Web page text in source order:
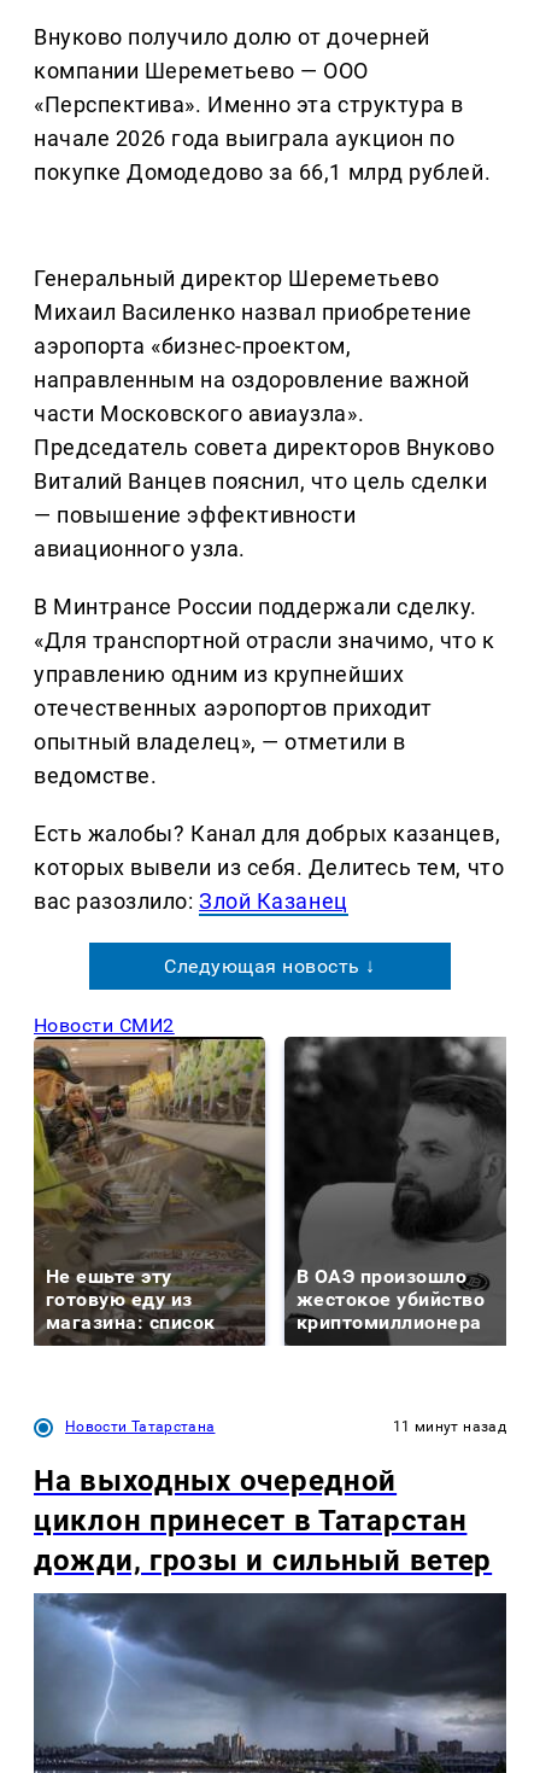
Внуково получило долю от дочерней
компании Шереметьево — ООО
«Перспектива». Именно эта структура в
начале 2026 года выиграла аукцион по
покупке Домодедово за 66,1 млрд рублей.
Генеральный директор Шереметьево
Михаил Василенко назвал приобретение
аэропорта «бизнес-проектом,
направленным на оздоровление важной
части Московского авиаузла».
Председатель совета директоров Внуково
Виталий Ванцев пояснил, что цель сделки
— повышение эффективности
авиационного узла.
В Минтрансе России поддержали сделку.
«Для транспортной отрасли значимо, что к
управлению одним из крупнейших
отечественных аэропортов приходит
опытный владелец», — отметили в
ведомстве.
Есть жалобы? Канал для добрых казанцев,
которых вывели из себя. Делитеcь тем, что
вас разозлило:Злой Казанец
Следующая новость ↓
Новости СМИ2
Не ешьте эту
готовую еду из
магазина: список
В ОАЭ произошло
жестокое убийство
криптомиллионера
Новости Татарстана 11 минут назад
На выходных очередной
циклон принесет в Татарстан
дожди, грозы и сильный ветер